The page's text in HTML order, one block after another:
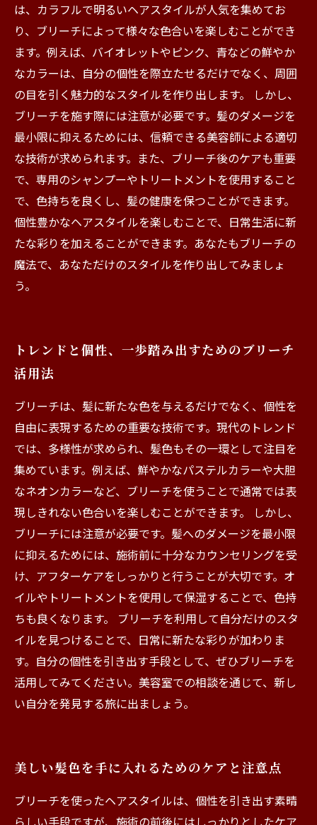
は、カラフルで明るいヘアスタイルが人気を集めてお
り、ブリーチによって様々な色合いを楽しむことができ
ます。例えば、バイオレットやピンク、青などの鮮やか
なカラーは、自分の個性を際立たせるだけでなく、周囲
の目を引く魅力的なスタイルを作り出します。 しかし、
ブリーチを施す際には注意が必要です。髪のダメージを
最小限に抑えるためには、信頼できる美容師による適切
な技術が求められます。また、ブリーチ後のケアも重要
で、専用のシャンプーやトリートメントを使用すること
で、色持ちを良くし、髪の健康を保つことができます。
個性豊かなヘアスタイルを楽しむことで、日常生活に新
たな彩りを加えることができます。あなたもブリーチの
魔法で、あなただけのスタイルを作り出してみましょ
う。
トレンドと個性、一歩踏み出すためのブリーチ
活用法
ブリーチは、髪に新たな色を与えるだけでなく、個性を
自由に表現するための重要な技術です。現代のトレンド
では、多様性が求められ、髪色もその一環として注目を
集めています。例えば、鮮やかなパステルカラーや大胆
なネオンカラーなど、ブリーチを使うことで通常では表
現しきれない色合いを楽しむことができます。 しかし、
ブリーチには注意が必要です。髪へのダメージを最小限
に抑えるためには、施術前に十分なカウンセリングを受
け、アフターケアをしっかりと行うことが大切です。オ
イルやトリートメントを使用して保湿することで、色持
ちも良くなります。 ブリーチを利用して自分だけのスタ
イルを見つけることで、日常に新たな彩りが加わりま
す。自分の個性を引き出す手段として、ぜひブリーチを
活用してみてください。美容室での相談を通じて、新し
い自分を発見する旅に出ましょう。
美しい髪色を手に入れるためのケアと注意点
ブリーチを使ったヘアスタイルは、個性を引き出す素晴
らしい手段ですが、施術の前後にはしっかりとしたケア